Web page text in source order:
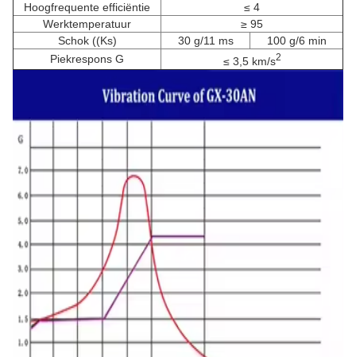
Hoogfrequente efficiëntie
≤ 4
Werktemperatuur
≥ 95
Schok ((Ks)
30 g/11 ms
100 g/6 min
Piekrespons G
≤ 3,5 km/s2